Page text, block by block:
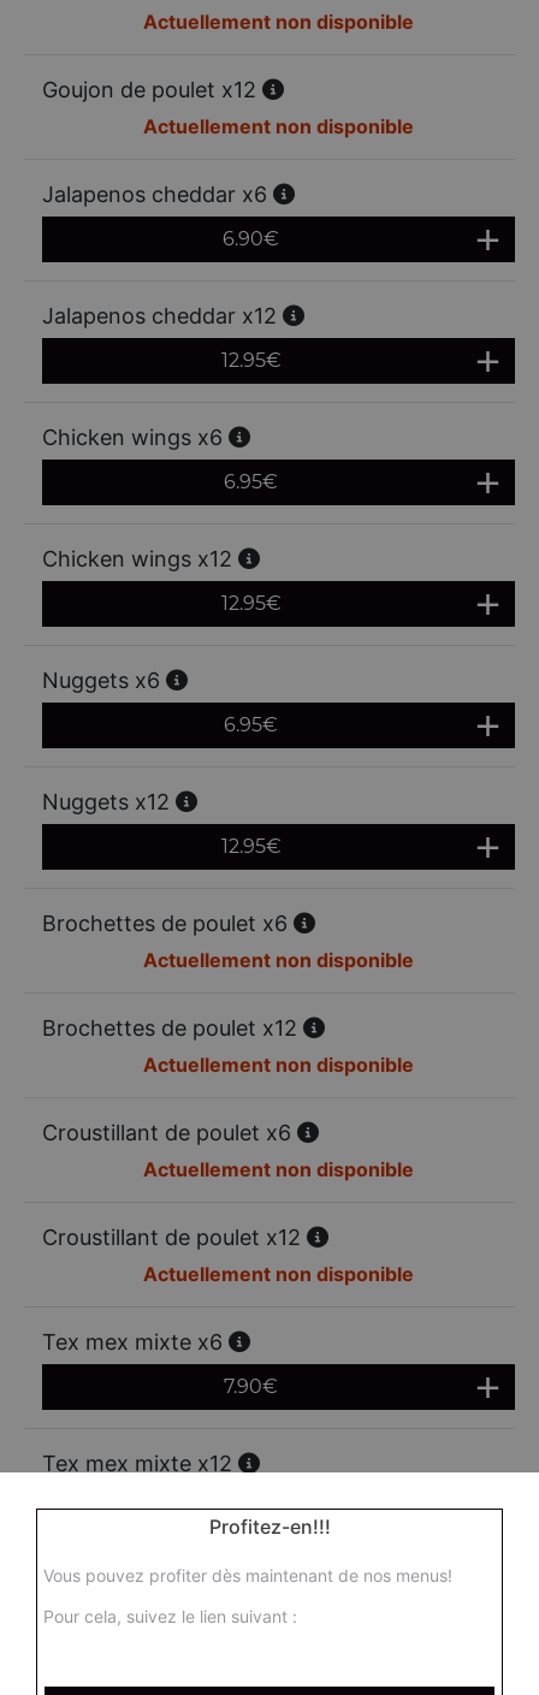
Actuellement non disponible
Goujon de poulet x12
Actuellement non disponible
Jalapenos cheddar x6
6.90€
Jalapenos cheddar x12
12.95€
Chicken wings x6
6.95€
Chicken wings x12
12.95€
Nuggets x6
6.95€
Nuggets x12
12.95€
Brochettes de poulet x6
Actuellement non disponible
Brochettes de poulet x12
Actuellement non disponible
Croustillant de poulet x6
Actuellement non disponible
Croustillant de poulet x12
Actuellement non disponible
Tex mex mixte x6
7.90€
Tex mex mixte x12
13.00€
Mozzarella sticks x6
6.95 €
Profitez-en!!!
Vous pouvez profiter dès maintenant de nos menus!
Pour cela, suivez le lien suivant :